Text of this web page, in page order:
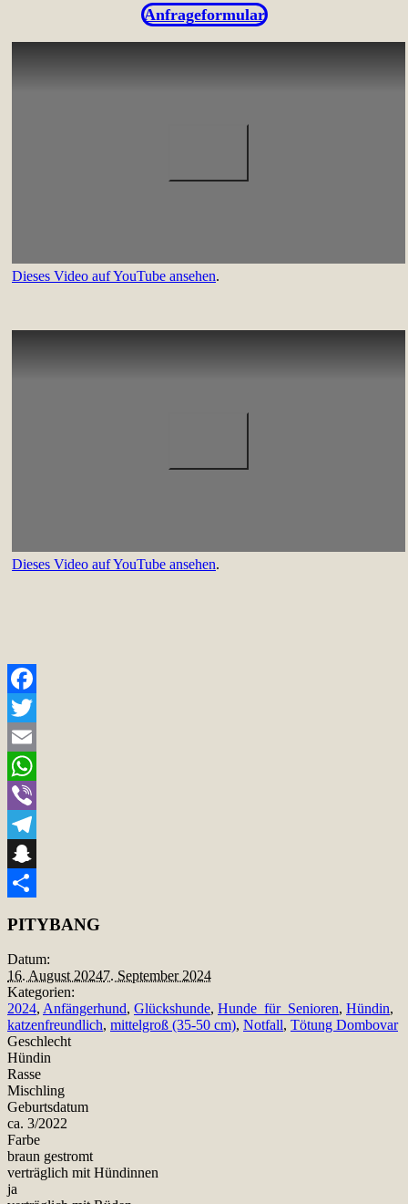
Anfrageformular
Dieses Video auf YouTube ansehen.
Dieses Video auf YouTube ansehen.
Facebook
Twitter
Email
WhatsApp
Viber
Telegram
Snapchat
PITYBANG
Datum:
16. August 20247. September 2024
Kategorien:
2024, Anfängerhund, Glückshunde, Hunde_für_Senioren, Hündin,
katzenfreundlich, mittelgroß (35-50 cm), Notfall, Tötung Dombovar
Geschlecht
Hündin
Rasse
Mischling
Geburtsdatum
ca. 3/2022
Farbe
braun gestromt
verträglich mit Hündinnen
ja